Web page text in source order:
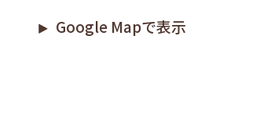
Google Mapで表示